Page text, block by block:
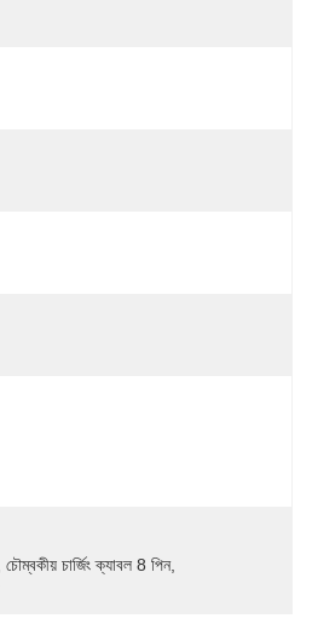
চৌম্বকীয় চার্জিং ক্যাবল 8 পিন,